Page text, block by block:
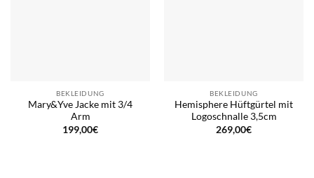
BEKLEIDUNG
Mary&Yve Jacke mit 3/4
Arm
199,00€
BEKLEIDUNG
Hemisphere Hüftgürtel mit
Logoschnalle 3,5cm
269,00€